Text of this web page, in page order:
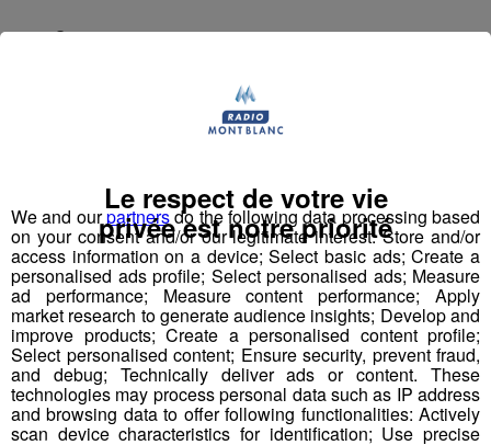
Partager sur Facebook
Partager sur Twitter
We and ourpartnersdo the following data processing based
on your consent and/or our legitimate interest: Store and/or
access information on a device; Select basic ads; Create a
personalised ads profile; Select personalised ads; Measure
ad performance; Measure content performance; Apply
market research to generate audience insights; Develop and
improve products; Create a personalised content profile;
Select personalised content; Ensure security, prevent fraud,
and debug; Technically deliver ads or content. These
technologies may process personal data such as IP address
and browsing data to offer following functionalities: Actively
scan device characteristics for identification; Use precise
Le respect de votre vie
privée est notre priorité